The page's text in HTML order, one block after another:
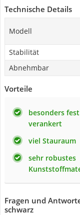
Technische Details
Modell
Stabilität
Abnehmbar
Vorteile
besonders fest
verankert
viel Stauraum
sehr robustes
Fragen und
schwarz